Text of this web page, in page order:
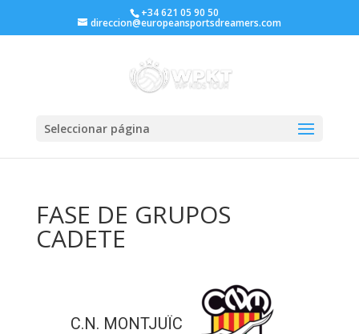
+34 621 05 90 50
direccion@europeansportsdreamers.com
Seleccionar página
FASE DE GRUPOS
CADETE
C.N. MONTJUÏC